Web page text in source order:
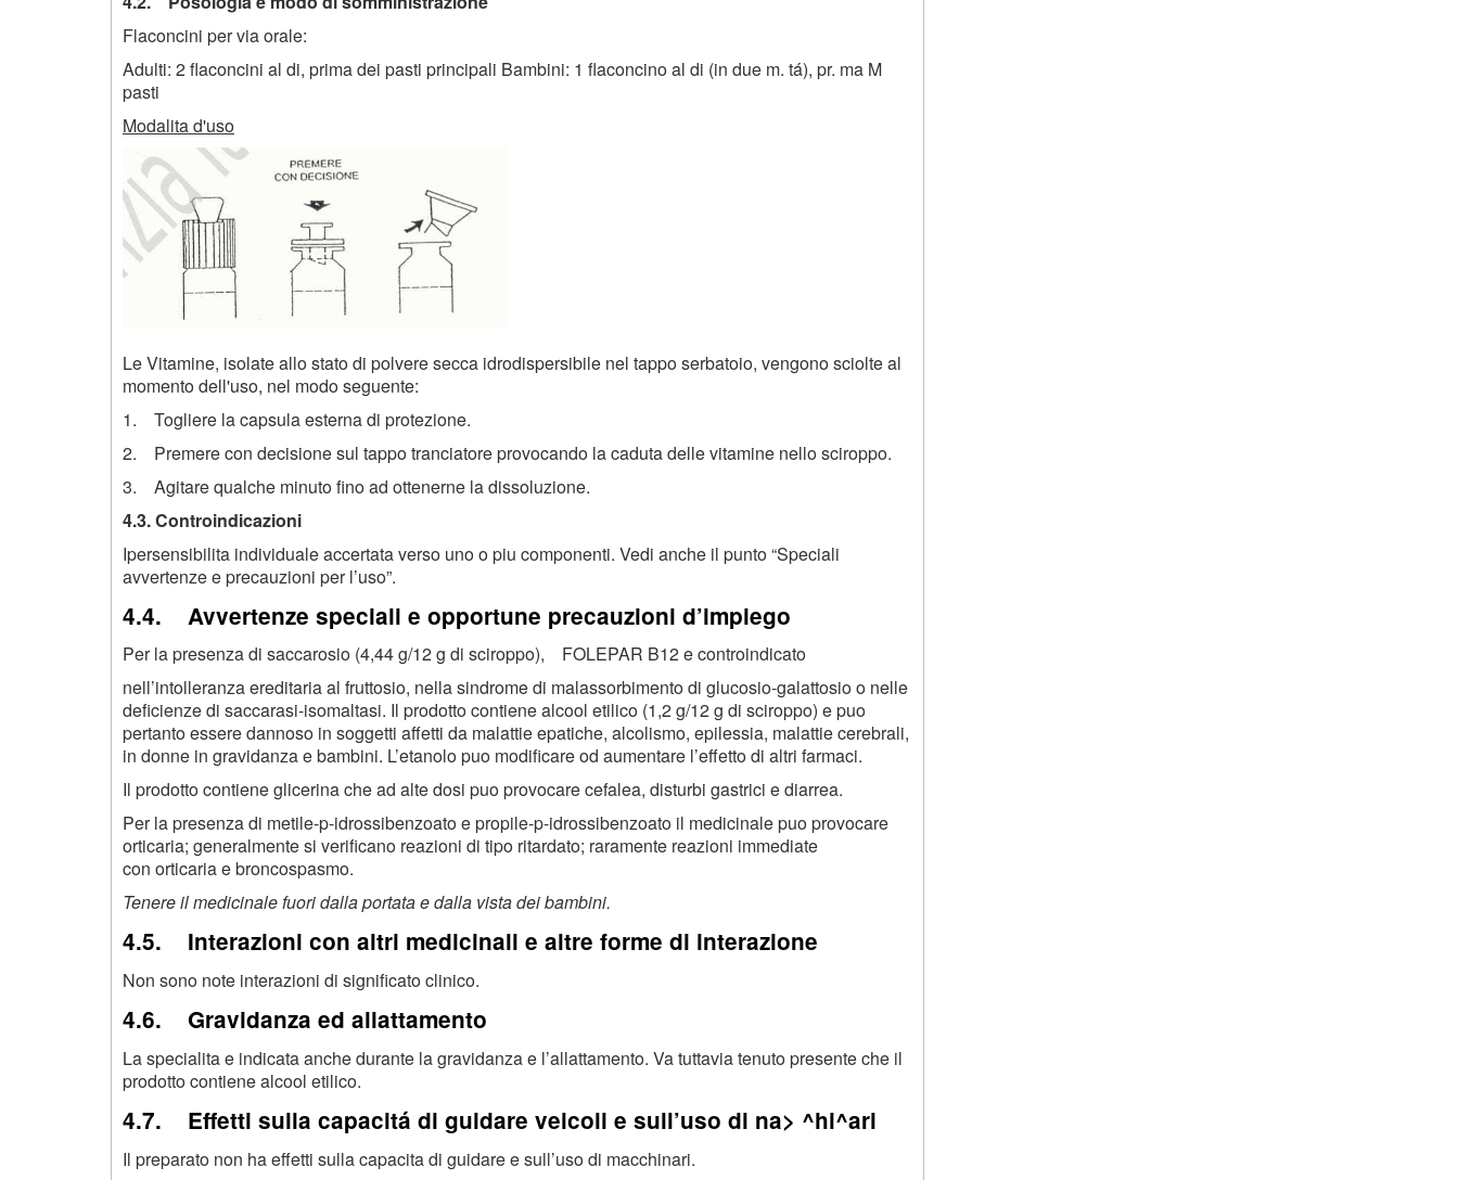
Flaconcini per via orale:
Adulti: 2 flaconcini al di, prima dei pasti principali Bambini: 1 flaconcino al di (in due m. tá), pr. ma M
pasti
Modalita d'uso
Le Vitamine, isolate allo stato di polvere secca idrodispersibile nel tappo serbatoio, vengono sciolte al
momento dell'uso, nel modo seguente:
1. Togliere la capsula esterna di protezione.
2. Premere con decisione sul tappo tranciatore provocando la caduta delle vitamine nello sciroppo.
3. Agitare qualche minuto fino ad ottenerne la dissoluzione.
4.3. Controindicazioni
Ipersensibilita individuale accertata verso uno o piu componenti. Vedi anche il punto “Speciali
avvertenze e precauzioni per l’uso”.
4.4. Avvertenze speciali e opportune precauzioni d’impiego
Per la presenza di saccarosio (4,44 g/12 g di sciroppo), FOLEPAR B12 e controindicato
nell’intolleranza ereditaria al fruttosio, nella sindrome di malassorbimento di glucosio-galattosio o nelle
deficienze di saccarasi-isomaltasi. Il prodotto contiene alcool etilico (1,2 g/12 g di sciroppo) e puo
pertanto essere dannoso in soggetti affetti da malattie epatiche, alcolismo, epilessia, malattie cerebrali,
in donne in gravidanza e bambini. L’etanolo puo modificare od aumentare l’effetto di altri farmaci.
Il prodotto contiene glicerina che ad alte dosi puo provocare cefalea, disturbi gastrici e diarrea.
Per la presenza di metile-p-idrossibenzoato e propile-p-idrossibenzoato il medicinale puo provocare
orticaria; generalmente si verificano reazioni di tipo ritardato; raramente reazioni immediate
con orticaria e broncospasmo.
Tenere il medicinale fuori dalla portata e dalla vista dei bambini.
4.5. Interazioni con altri medicinali e altre forme di interazione
Non sono note interazioni di significato clinico.
4.6. Gravidanza ed allattamento
La specialita e indicata anche durante la gravidanza e l’allattamento. Va tuttavia tenuto presente che il
prodotto contiene alcool etilico.
4.7. Effetti sulla capacitá di guidare veicoli e sull’uso di na> ^hi^ari
Il preparato non ha effetti sulla capacita di guidare e sull’uso di macchinari.